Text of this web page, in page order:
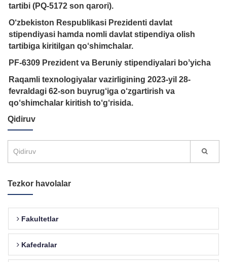
tartibi (PQ-5172 son qarori).
O‘zbekiston Respublikasi Prezidenti davlat
stipendiyasi hamda nomli davlat stipendiya olish
tartibiga kiritilgan qo‘shimchalar.
PF-6309 Prezident va Beruniy stipendiyalari boʼyicha
Raqamli texnologiyalar vazirligining 2023-yil 28-
fevraldagi 62-son buyrug‘iga o‘zgartirish va
qo‘shimchalar kiritish to‘g‘risida.
Qidiruv
Tezkor havolalar
Fakultetlar
Kafedralar